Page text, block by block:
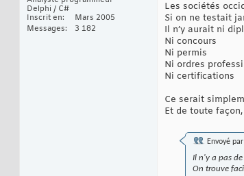
Delphi / C#
Inscrit en
Mars 2005
Messages
3 182
Les sociétés
Si on ne testait
Il n’y aurait ni
Ni concours
Ni permis
Ni ordres
Ni certifications
Ce serait
Et de toute
Envoyé par
Il n'y a pas
On trouve